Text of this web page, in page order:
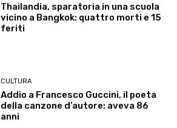
Thailandia, sparatoria in una scuola
vicino a Bangkok: quattro morti e 15
feriti
CULTURA
Addio a Francesco Guccini, il poeta
della canzone d’autore: aveva 86
anni